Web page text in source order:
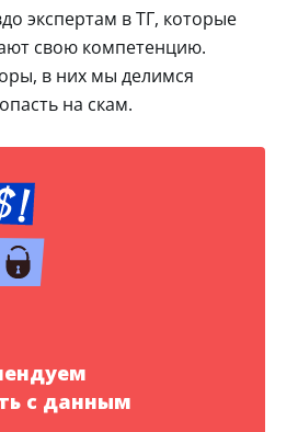
экспертам в ТГ, которые
свою компетенцию.
в них мы делимся
на скам.
с данным